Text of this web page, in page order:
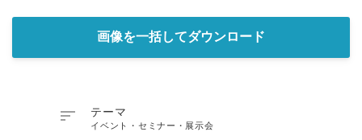
画像を一括してダウンロード
 テーマ
イベント・セミナー・展示会